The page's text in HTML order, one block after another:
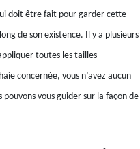
doit être fait pour garder cette
de son existence. Il y a plusieurs
toutes les tailles
concernée, vous n’avez aucun
vous guider sur la façon de